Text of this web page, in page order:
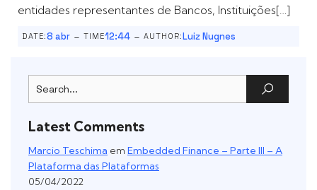
entidades representantes de Bancos, Instituições[…]
DATE:8 abr - TIME12:44 - AUTHOR:Luiz Nugnes
Latest Comments
Marcio Teschima em Embedded Finance – Parte III – A
Plataforma das Plataformas
05/04/2022